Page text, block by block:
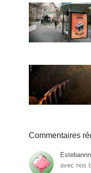
Commentaires
Estebannn
avec nos